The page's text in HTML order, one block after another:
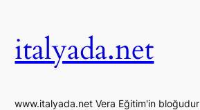
italyada.net
www.italyada.net Vera Eğitim'in bloğudur